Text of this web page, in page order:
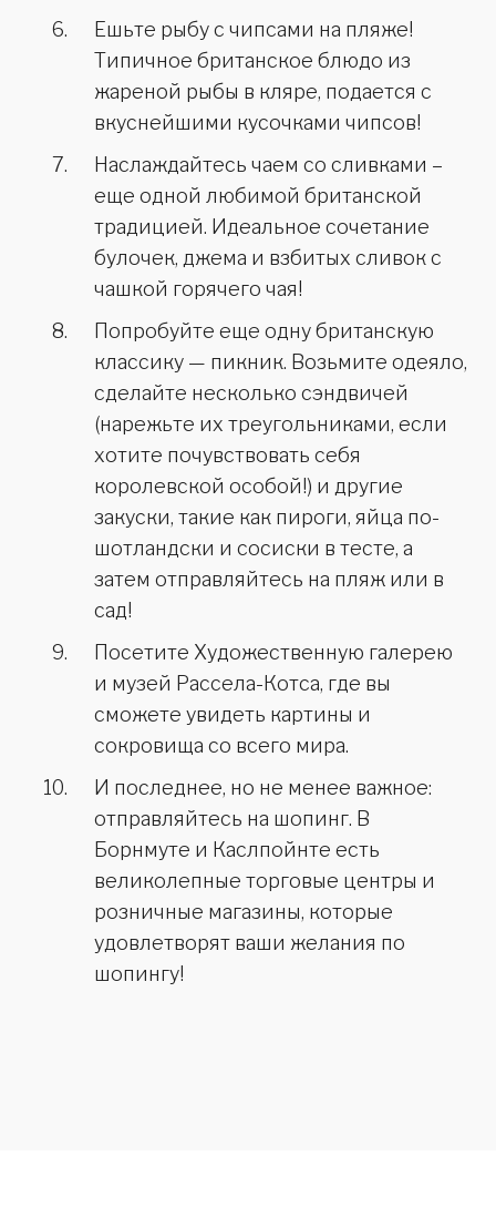
Ешьте рыбу с чипсами на пляже!
Типичное британское блюдо из
жареной рыбы в кляре, подается с
вкуснейшими кусочками чипсов!
Наслаждайтесь чаем со сливками –
еще одной любимой британской
традицией. Идеальное сочетание
булочек, джема и взбитых сливок с
чашкой горячего чая!
Попробуйте еще одну британскую
классику — пикник. Возьмите одеяло,
сделайте несколько сэндвичей
(нарежьте их треугольниками, если
хотите почувствовать себя
королевской особой!) и другие
закуски, такие как пироги, яйца по-
шотландски и сосиски в тесте, а
затем отправляйтесь на пляж или в
сад!
Посетите Художественную галерею
и музей Рассела-Котса, где вы
сможете увидеть картины и
сокровища со всего мира.
И последнее, но не менее важное:
отправляйтесь на шопинг. В
Борнмуте и Каслпойнте есть
великолепные торговые центры и
розничные магазины, которые
удовлетворят ваши желания по
шопингу!